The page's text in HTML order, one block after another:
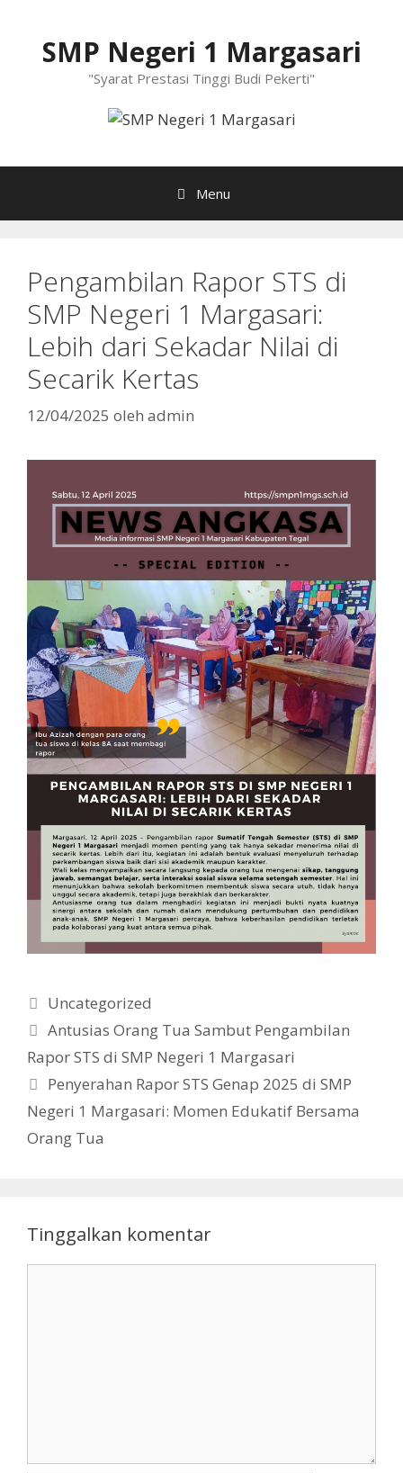
SMP Negeri 1 Margasari
"Syarat Prestasi Tinggi Budi Pekerti"
Menu
Pengambilan Rapor STS di
SMP Negeri 1 Margasari:
Lebih dari Sekadar Nilai di
Secarik Kertas
12/04/2025 oleh admin
Kategori
Uncategorized
Antusias Orang Tua Sambut Pengambilan
Rapor STS di SMP Negeri 1 Margasari
Penyerahan Rapor STS Genap 2025 di SMP
Negeri 1 Margasari: Momen Edukatif Bersama
Orang Tua
Tinggalkan komentar